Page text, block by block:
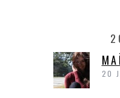
2
20